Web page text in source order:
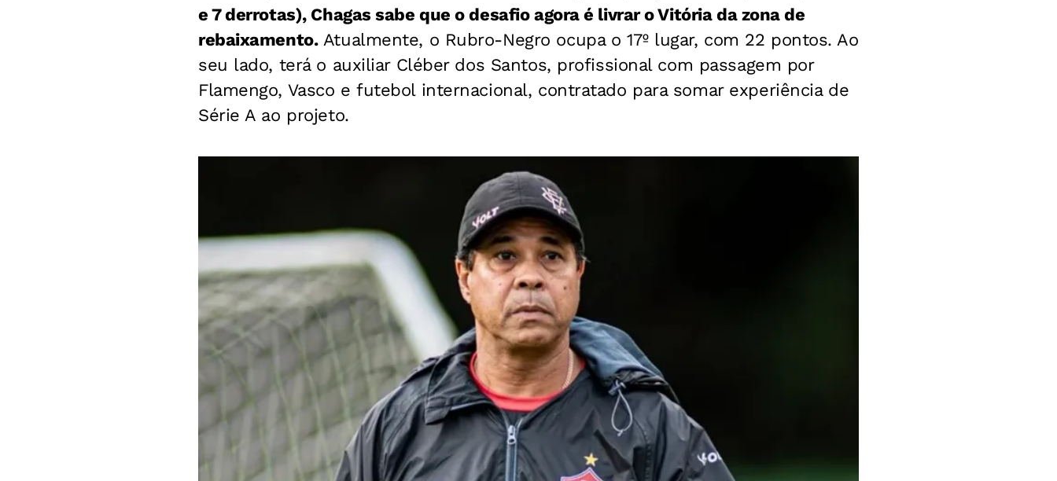
e 7 derrotas), Chagas sabe que o desafio agora é livrar o Vitória da zona de
rebaixamento.Atualmente, o Rubro-Negro ocupa o 17º lugar, com 22 pontos. Ao
seu lado, terá o auxiliar Cléber dos Santos, profissional com passagem por
Flamengo, Vasco e futebol internacional, contratado para somar experiência de
Série A ao projeto.